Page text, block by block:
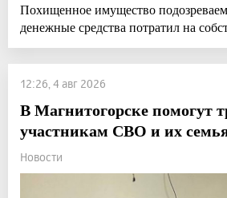
Похищенное имущество
денежные средства потратил на
12:26, 4 авг 2026
В Магнитогорске помогут
участникам СВО и их
Новости